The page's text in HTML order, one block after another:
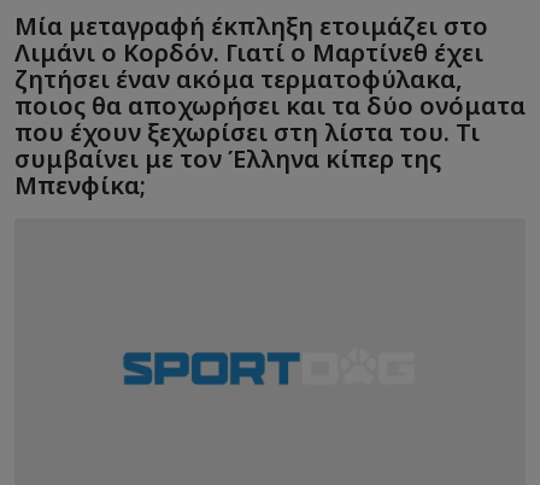
Μία μεταγραφή έκπληξη ετοιμάζει στο
Λιμάνι ο Κορδόν. Γιατί ο Μαρτίνεθ έχει
ζητήσει έναν ακόμα τερματοφύλακα,
ποιος θα αποχωρήσει και τα δύο ονόματα
που έχουν ξεχωρίσει στη λίστα του. Τι
συμβαίνει με τον Έλληνα κίπερ της
Μπενφίκα;